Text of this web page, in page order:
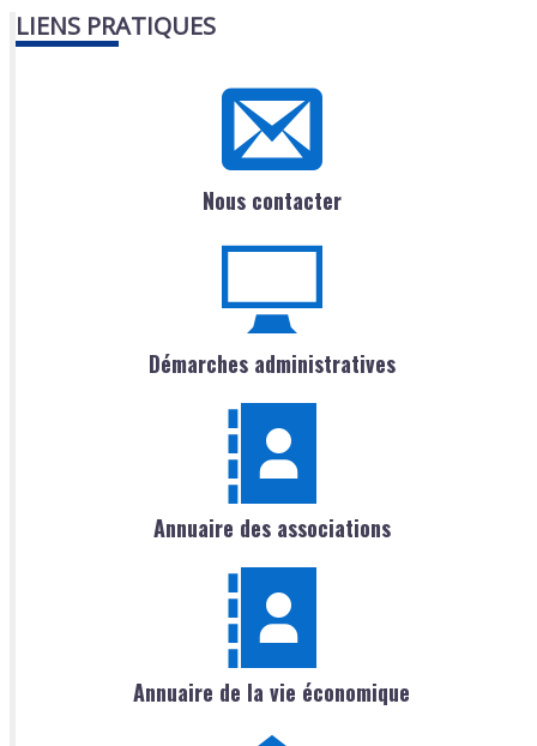
LIENS PRATIQUES
Nous contacter
Démarches administratives
Annuaire des associations
Annuaire de la vie économique